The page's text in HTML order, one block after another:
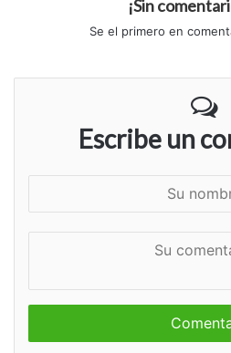
¡Sin
Se el primero en
Escribe un